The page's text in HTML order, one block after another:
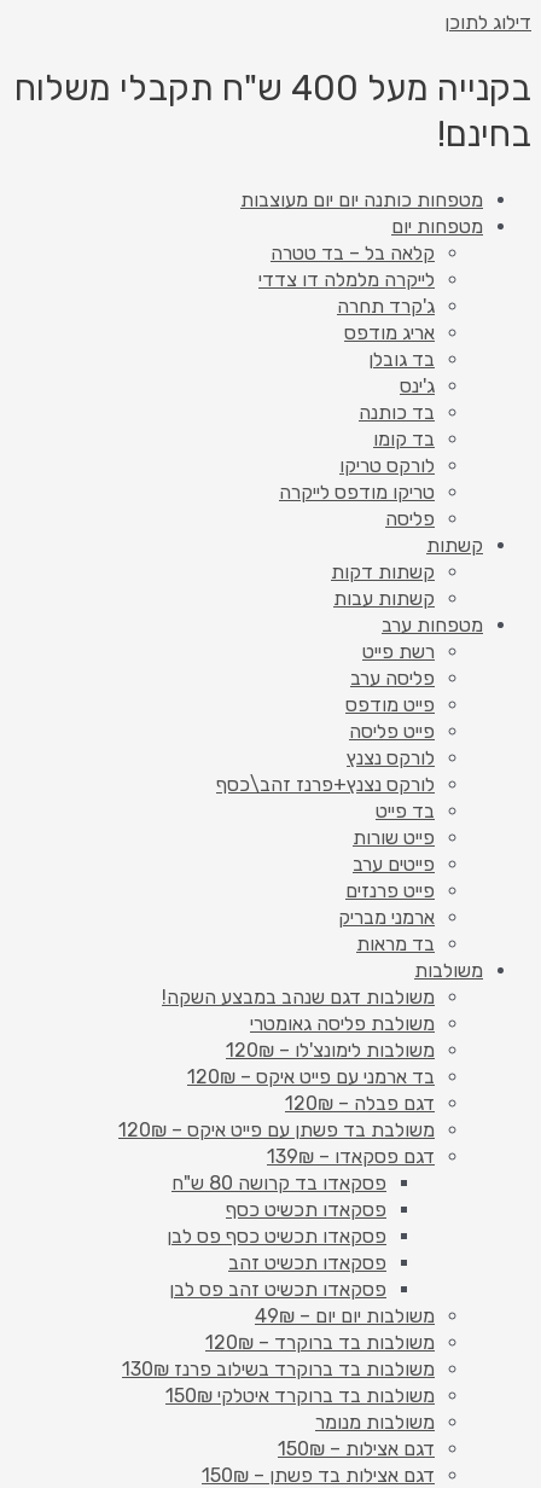
דילוג לתוכן
בקנייה מעל 400 ש"ח תקבלי משלוח
בחינם!
מטפחות כותנה יום יום מעוצבות
מטפחות יום
קלאה בל – בד טטרה
לייקרה מלמלה דו צדדי
ג'קרד תחרה
אריג מודפס
בד גובלן
ג'ינס
בד כותנה
בד קומו
לורקס טריקו
טריקו מודפס לייקרה
פליסה
קשתות
קשתות דקות
קשתות עבות
מטפחות ערב
רשת פייט
פליסה ערב
פייט מודפס
פייט פליסה
לורקס נצנץ
לורקס נצנץ+פרנז זהב\כסף
בד פייט
פייט שורות
פייטים ערב
פייט פרנזים
ארמני מבריק
בד מראות
משולבות
משולבות דגם שנהב במבצע השקה!
משולבת פליסה גאומטרי
משולבות לימונצ'לו – 120₪
בד ארמני עם פייט איקס – 120₪
דגם פבלה – 120₪
משולבת בד פשתן עם פייט איקס – 120₪
דגם פסקאדו – 139₪
פסקאדו בד קרושה 80 ש"ח
פסקאדו תכשיט כסף
פסקאדו תכשיט כסף פס לבן
פסקאדו תכשיט זהב
פסקאדו תכשיט זהב פס לבן
משולבות יום יום – 49₪
משולבות בד ברוקרד – 120₪
משולבות בד ברוקרד בשילוב פרנז 130₪
משולבות בד ברוקרד איטלקי 150₪
משולבות מנומר
דגם אצילות – 150₪
דגם אצילות בד פשתן – 150₪